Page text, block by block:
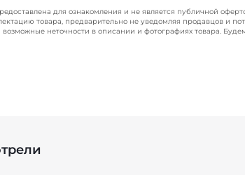
для ознакомления и не является публичной
товара, предварительно не уведомляя продавцов и
неточности в описании и фотографиях товара.